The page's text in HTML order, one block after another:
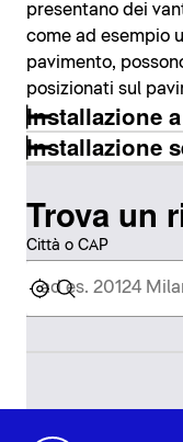
presentano dei
come ad esempio
pavimento,
posizionati sul
Installazione
Installazione
Trova un
Città o CAP